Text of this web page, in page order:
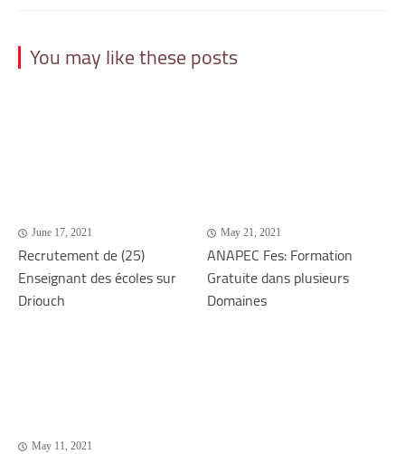
You may like these posts
June 17, 2021
Recrutement de (25)
Enseignant des écoles sur
Driouch
May 21, 2021
ANAPEC Fes: Formation
Gratuite dans plusieurs
Domaines
May 11, 2021